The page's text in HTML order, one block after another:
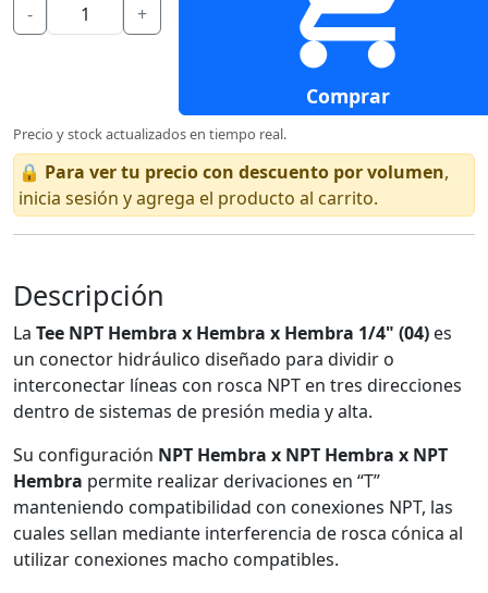
- +
Comprar
Precio y stock actualizados en tiempo real.
🔒 Para ver tu precio con descuento por volumen,
inicia sesión y agrega el producto al carrito.
Descripción
La Tee NPT Hembra x Hembra x Hembra 1/4" (04) es
un conector hidráulico diseñado para dividir o
interconectar líneas con rosca NPT en tres direcciones
dentro de sistemas de presión media y alta.
Su configuración NPT Hembra x NPT Hembra x NPT
Hembra permite realizar derivaciones en “T”
manteniendo compatibilidad con conexiones NPT, las
cuales sellan mediante interferencia de rosca cónica al
utilizar conexiones macho compatibles.